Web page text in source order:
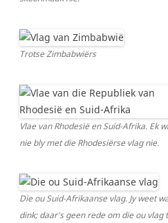
Trotse Zimbabwiërs
Vlae van Rhodesië en Suid-Afrika. Ek
nie bly met die Rhodesiërse vlag nie.
Die ou Suid-Afrikaanse vlag. Jy weet
dink; daar's geen rede om die ou vlag